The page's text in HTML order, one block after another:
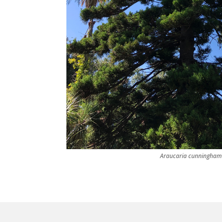
Araucaria